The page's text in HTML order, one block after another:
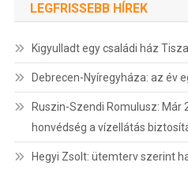
LEGFRISSEBB HÍREK
Kigyulladt egy családi ház
Debrecen-Nyíregyháza: az év
Ruszin-Szendi Romulusz:
honvédség a vízellátás
Hegyi Zsolt: ütemterv szerint